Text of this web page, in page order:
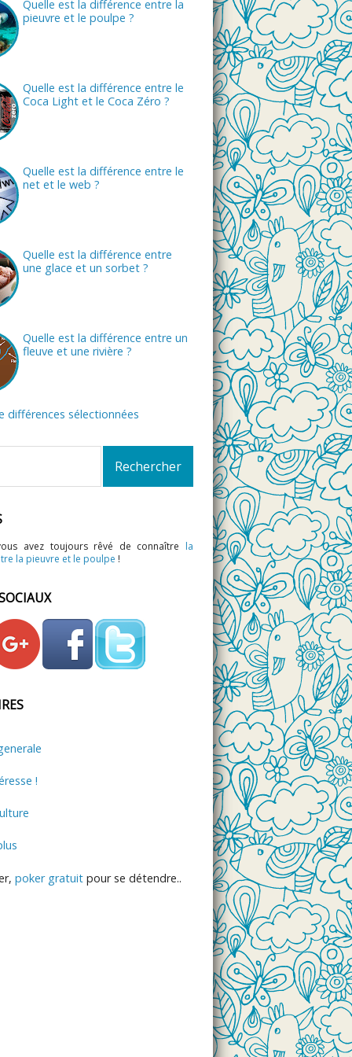
Quelle est la différence entre la
pieuvre et le poulpe ?
Quelle est la différence entre le
Coca Light et le Coca Zéro ?
Quelle est la différence entre le
net et le web ?
Quelle est la différence entre
une glace et un sorbet ?
Quelle est la différence entre un
fleuve et une rivière ?
différences sélectionnées
avez toujours rêvé de connaître la
la pieuvre et le poulpe !
!
poker gratuit pour se détendre..